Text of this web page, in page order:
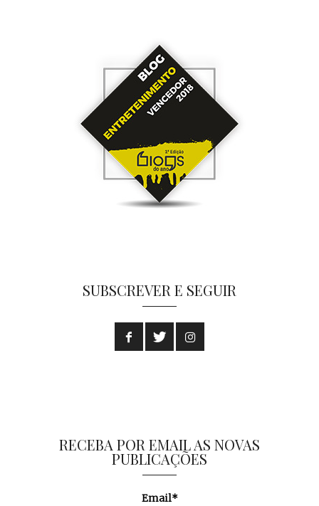
SUBSCREVER E SEGUIR
RECEBA POR EMAIL AS NOVAS
PUBLICAÇÕES
Email*